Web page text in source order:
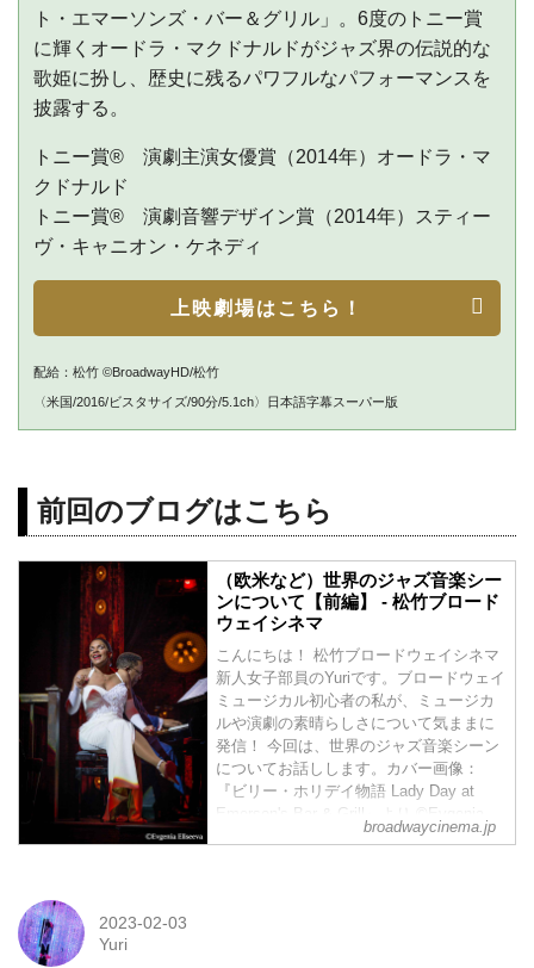
ト・エマーソンズ・バー＆グリル」。6度のトニー賞
に輝くオードラ・マクドナルドがジャズ界の伝説的な
歌姫に扮し、歴史に残るパワフルなパフォーマンスを
披露する。
トニー賞® 演劇主演女優賞（2014年）オードラ・マ
クドナルド
トニー賞® 演劇音響デザイン賞（2014年）スティー
ヴ・キャニオン・ケネディ
上映劇場はこちら！
配給：松竹 ©BroadwayHD/松竹
〈米国/2016/ビスタサイズ/90分/5.1ch〉日本語字幕スーパー版
前回のブログはこちら
（欧米など）世界のジャズ音楽シー
ンについて【前編】 - 松竹ブロード
ウェイシネマ
こんにちは！ 松竹ブロードウェイシネマ
新人女子部員のYuriです。ブロードウェイ
ミュージカル初心者の私が、ミュージカ
ルや演劇の素晴らしさについて気ままに
発信！ 今回は、世界のジャズ音楽シーン
についてお話しします。カバー画像：
『ビリー・ホリデイ物語 Lady Day at
Emerson's Bar & Grill』より ©Evgenia
broadwaycinema.jp
2023-02-03
Yuri